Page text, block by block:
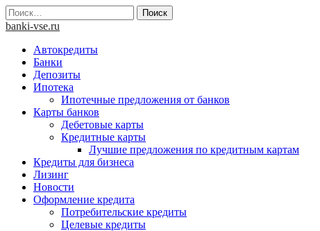
Skip
to
Найти:
banki-vse.ru
Автокредиты
Банки
Депозиты
Ипотека
Ипотечные предложения от банков
Карты банков
Дебетовые карты
Кредитные карты
Лучшие предложения по кредитным картам
Кредиты для бизнеса
Лизинг
Новости
Оформление кредита
Потребительские кредиты
Целевые кредиты